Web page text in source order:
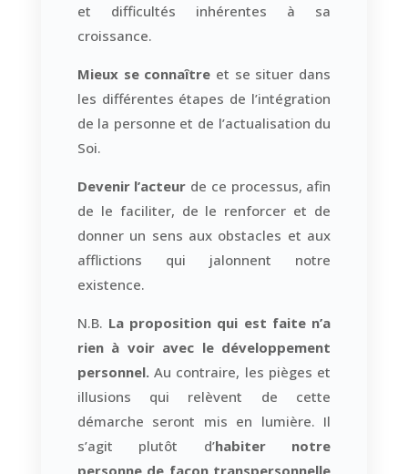
et difficultés inhérentes à sa
croissance.
Mieux se connaître et se situer dans
les différentes étapes de l’intégration
de la personne et de l’actualisation du
Soi.
Devenir l’acteur de ce processus, afin
de le faciliter, de le renforcer et de
donner un sens aux obstacles et aux
afflictions qui jalonnent notre
existence.
N.B. La proposition qui est faite n’a
rien à voir avec le développement
personnel.Au contraire, les pièges et
illusions qui relèvent de cette
démarche seront mis en lumière. Il
s’agit plutôt d’habiter notre
personne de façon transpersonnelle